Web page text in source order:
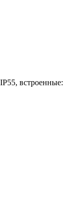
встроенные: